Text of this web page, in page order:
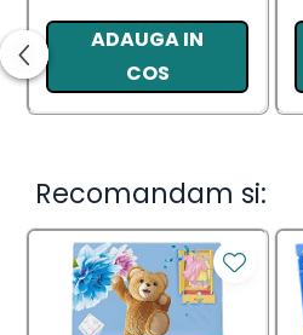
ADAUGA IN
COS
Recomandam si: